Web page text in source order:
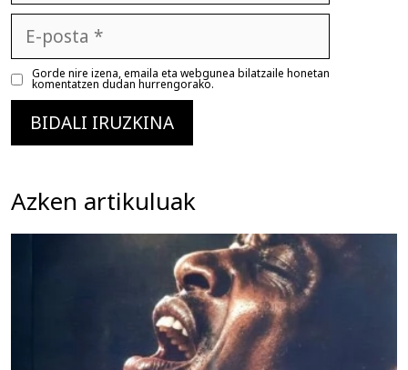
posta
Gorde nire izena, emaila eta webgunea bilatzaile honetan
komentatzen dudan hurrengorako.
Azken artikuluak